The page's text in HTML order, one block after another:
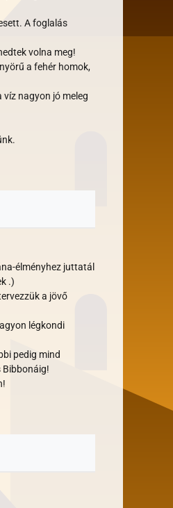
A foglalás
volna meg!
a fehér homok,
nagyon jó meleg
élményhez juttatál
.)
a jövő
légkondi
pedig mind
Bibbonáig!